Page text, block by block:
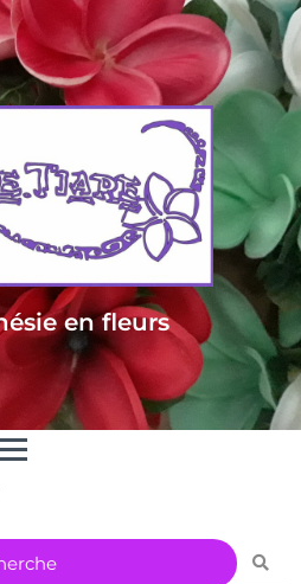
- Frais de livraison offert dès 85
150 euros pour le reste du monde
en fleurs